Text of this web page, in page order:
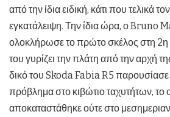
από την ίδια ειδική, κάτι που τελικά
εγκατάλειψη. Την ίδια ώρα, ο Bruno
ολοκλήρωσε το πρώτο σκέλος στη 2η
του γυρίζει την πλάτη από την αρχή
δικό του Skoda Fabia R5
πρόβλημα στο κιβώτιο ταχυτήτων, το
αποκαταστάθηκε ούτε στο